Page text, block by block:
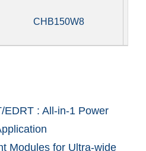
CHB150W8
EDRT : All-in-1 Power
Modules for Ultra-wide